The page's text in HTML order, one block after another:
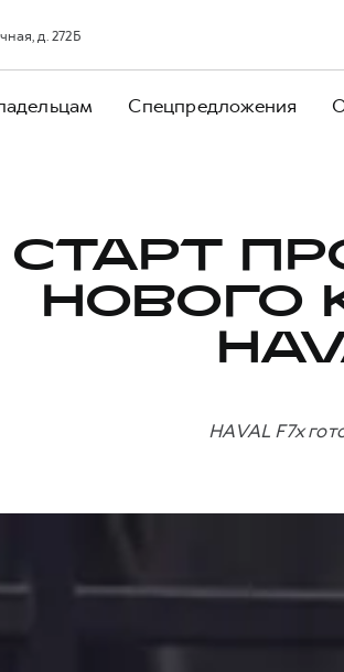
д. 272Б
Спецпредложения
СТАРТ
НОВОГО
HAVAL F7x